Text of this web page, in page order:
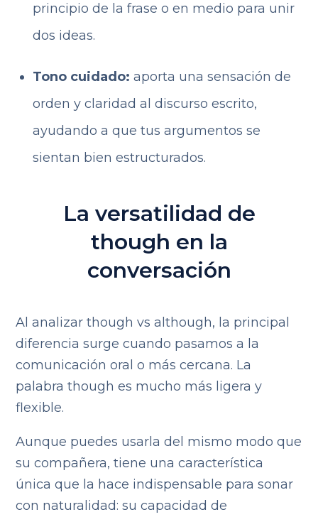
principio de la frase o en medio para unir
dos ideas.
Tono cuidado: aporta una sensación de
orden y claridad al discurso escrito,
ayudando a que tus argumentos se
sientan bien estructurados.
La versatilidad de
though en la
conversación
Al analizar though vs although, la principal
diferencia surge cuando pasamos a la
comunicación oral o más cercana. La
palabra though es mucho más ligera y
flexible.
Aunque puedes usarla del mismo modo que
su compañera, tiene una característica
única que la hace indispensable para sonar
con naturalidad: su capacidad de